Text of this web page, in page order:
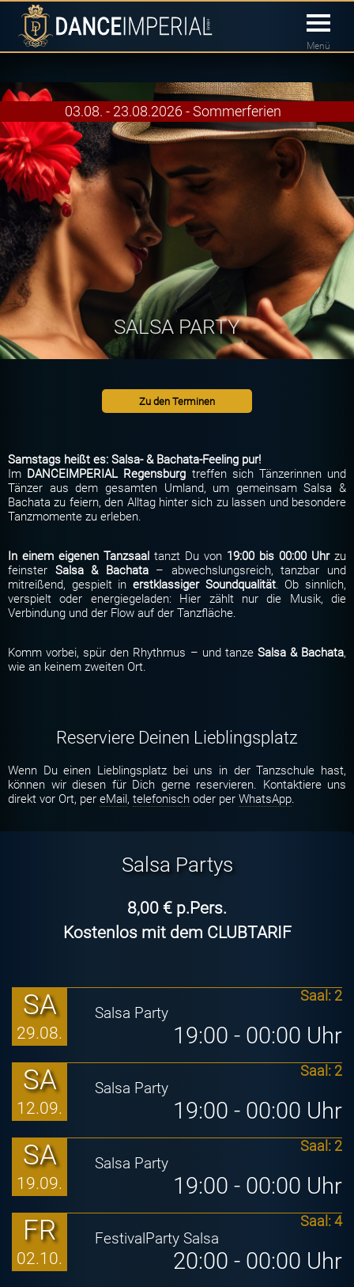
Menü
03.08. - 23.08.2026 - Sommerferien
SALSA PARTY
Zu den Terminen
Samstags heißt es: Salsa- & Bachata-Feeling pur!
Im DANCEIMPERIAL Regensburg treffen sich Tänzerinnen und
Tänzer aus dem gesamten Umland, um gemeinsam Salsa &
Bachata zu feiern, den Alltag hinter sich zu lassen und besondere
Tanzmomente zu erleben.
In einem eigenen Tanzsaal tanzt Du von 19:00 bis 00:00 Uhrzu
feinster Salsa & Bachata– abwechslungsreich, tanzbar und
mitreißend, gespielt in erstklassiger Soundqualität. Ob sinnlich,
verspielt oder energiegeladen: Hier zählt nur die Musik, die
Verbindung und der Flow auf der Tanzfläche.
Komm vorbei, spür den Rhythmus – und tanze Salsa & Bachata,
wie an keinem zweiten Ort.
Reserviere Deinen Lieblingsplatz
Wenn Du einen Lieblingsplatz bei uns in der Tanzschule hast,
können wir diesen für Dich gerne reservieren. Kontaktiere uns
direkt vor Ort, per eMail, telefonisch oder per WhatsApp.
Salsa Partys
8,00 € p.Pers.
Kostenlos mit dem CLUBTARIF
SA
29.08.
Saal: 2
Salsa Party
19:00 - 00:00 Uhr
SA
12.09.
Saal: 2
Salsa Party
19:00 - 00:00 Uhr
SA
19.09.
Saal: 2
Salsa Party
19:00 - 00:00 Uhr
FR
02.10.
Saal: 4
FestivalParty Salsa
20:00 - 00:00 Uhr